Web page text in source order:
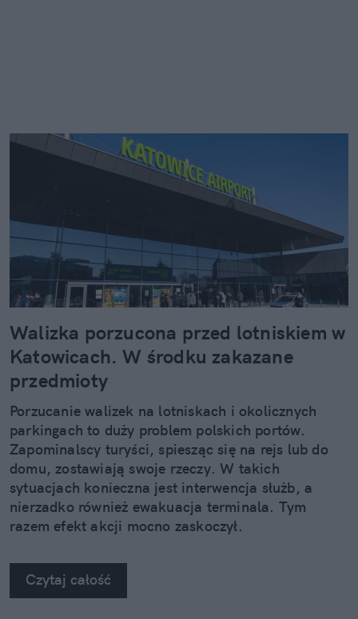
Walizka porzucona przed lotniskiem w
Katowicach. W środku zakazane
przedmioty
Porzucanie walizek na lotniskach i okolicznych
parkingach to duży problem polskich portów.
Zapominalscy turyści, spiesząc się na rejs lub do
domu, zostawiają swoje rzeczy. W takich
sytuacjach konieczna jest interwencja służb, a
nierzadko również ewakuacja terminala. Tym
razem efekt akcji mocno zaskoczył.
Czytaj całość